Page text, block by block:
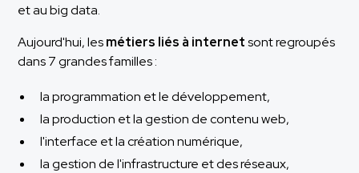
et au big data.
Aujourd'hui, lesmétiers liés à internetsont regroupés
dans 7 grandes familles :
la programmation et le développement,
la production et la gestion de contenu web,
l'interface et la création numérique,
la gestion de l'infrastructure et des réseaux,